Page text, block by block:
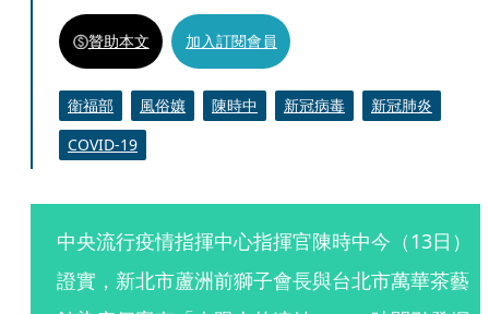
贊助本文 加入訂閱會員
衛福部 風俗孃 陳時中 新冠病毒
新冠肺炎
COVID-19
中央流行疫情指揮中心指揮官陳時中今（13日）
證實，新北市蘆洲前獅子會長與台北市萬華茶藝